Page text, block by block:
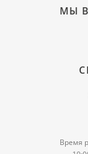
МЫ
Время